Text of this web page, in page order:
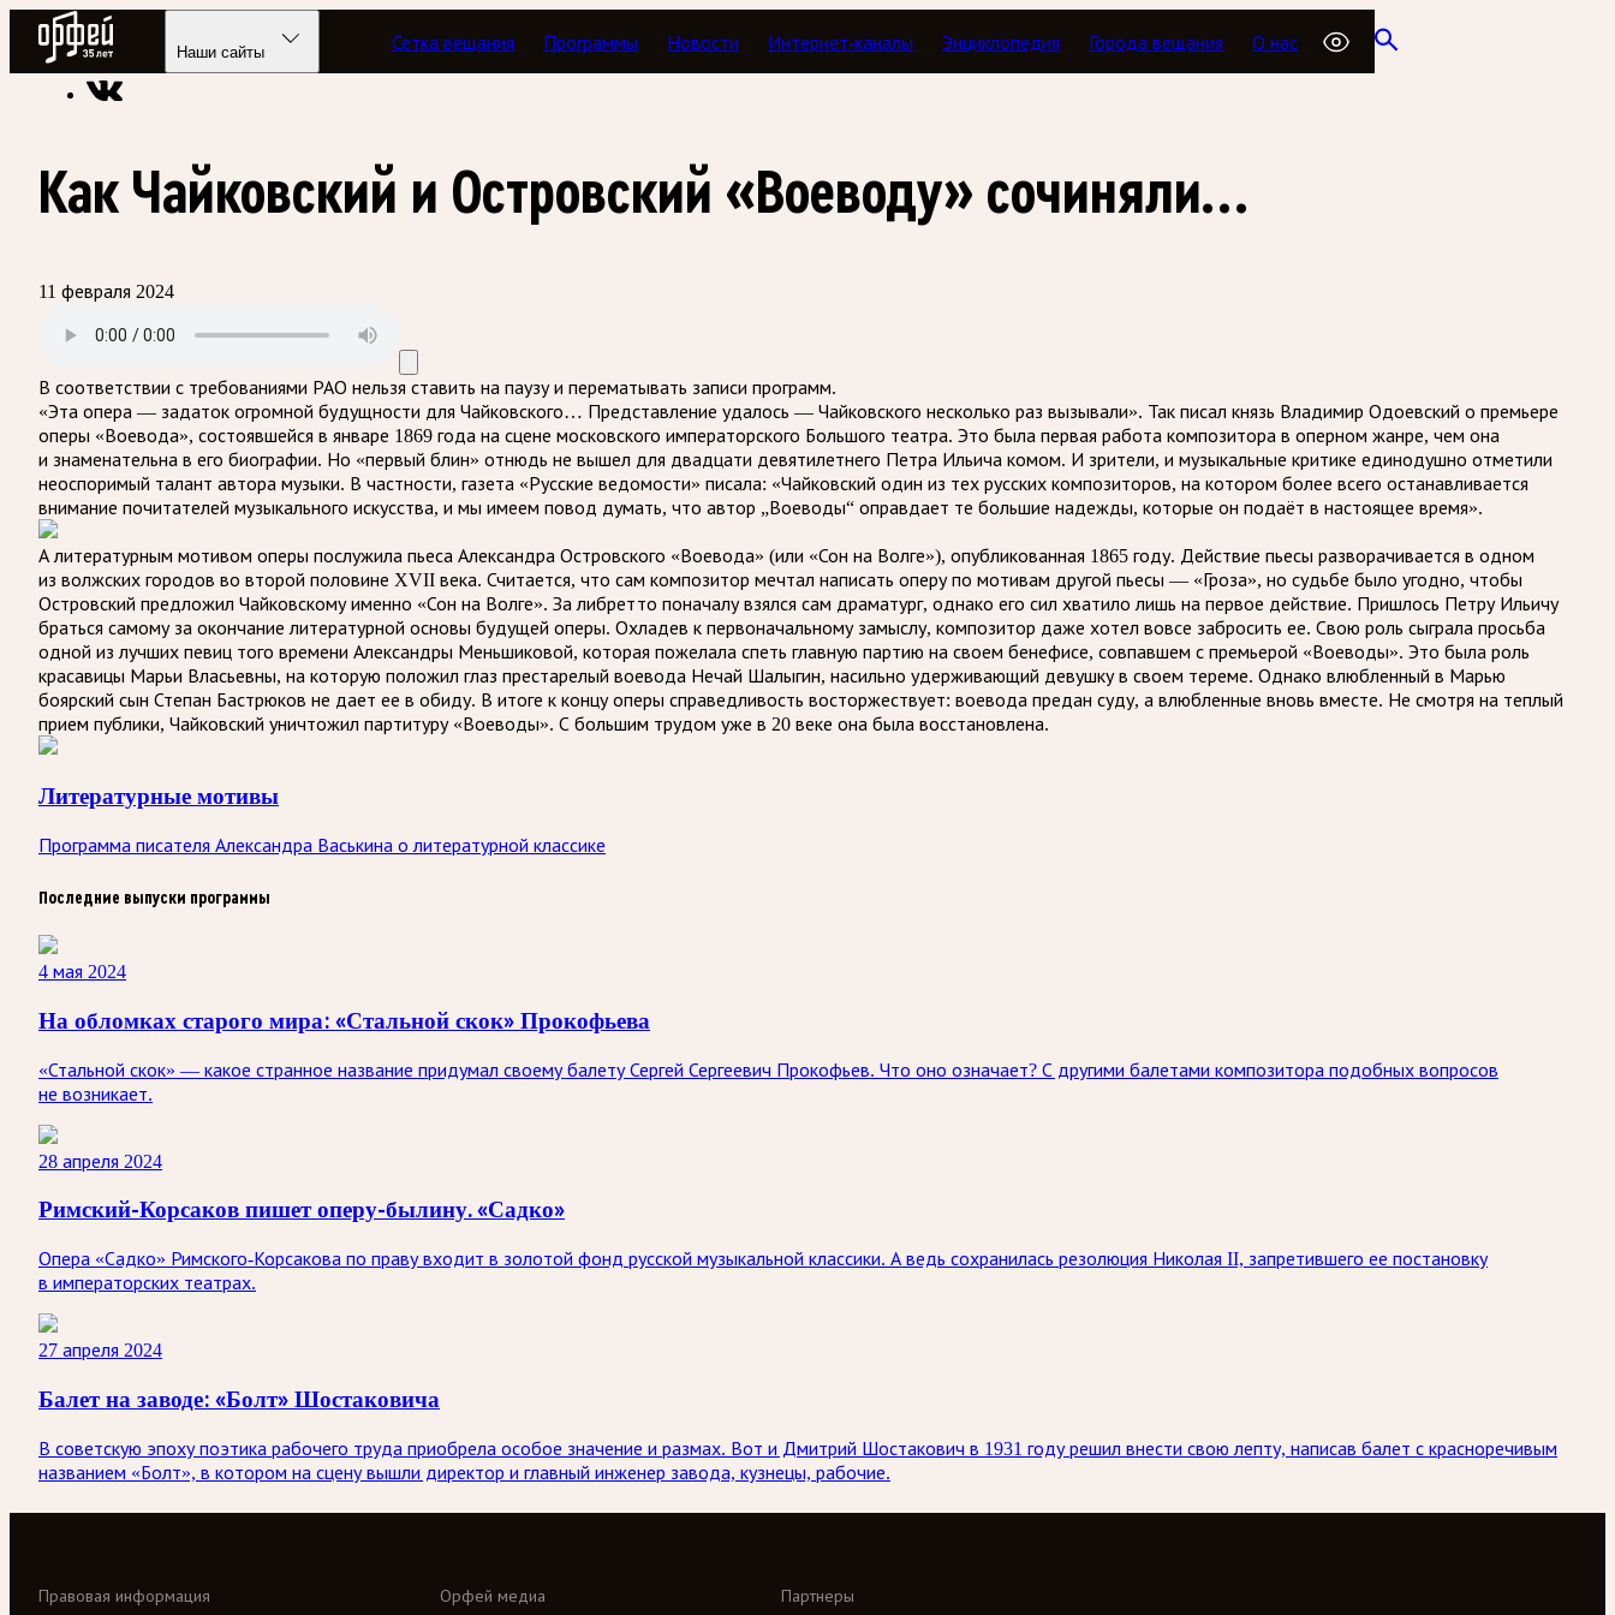
Радио Орфей
Наши сайты Сетка вещания Программы Новости Интернет-каналы Энциклопедия Города вещания О нас
Радио классической музыки «Орфей» Подкасты Литературные мотивы
Как Чайковский и Островский «Воеводу» сочиняли…
11 февраля 2024
В соответствии с требованиями РАО нельзя ставить на паузу и перематывать записи программ.
«Эта опера — задаток огромной будущности для Чайковского… Представление удалось — Чайковского несколько раз вызывали». Так писал князь Владимир Одоевский о премьере
оперы «Воевода», состоявшейся в январе 1869 года на сцене московского императорского Большого театра. Это была первая работа композитора в оперном жанре, чем она
и знаменательна в его биографии. Но «первый блин» отнюдь не вышел для двадцати девятилетнего Петра Ильича комом. И зрители, и музыкальные критике единодушно отметили
неоспоримый талант автора музыки. В частности, газета «Русские ведомости» писала: «Чайковский один из тех русских композиторов, на котором более всего останавливается
внимание почитателей музыкального искусства, и мы имеем повод думать, что автор „Воеводы“ оправдает те большие надежды, которые он подаёт в настоящее время».
А литературным мотивом оперы послужила пьеса Александра Островского «Воевода» (или «Сон на Волге»), опубликованная 1865 году. Действие пьесы разворачивается в одном
из волжских городов во второй половине XVII века. Считается, что сам композитор мечтал написать оперу по мотивам другой пьесы — «Гроза», но судьбе было угодно, чтобы
Островский предложил Чайковскому именно «Сон на Волге». За либретто поначалу взялся сам драматург, однако его сил хватило лишь на первое действие. Пришлось Петру Ильичу
браться самому за окончание литературной основы будущей оперы. Охладев к первоначальному замыслу, композитор даже хотел вовсе забросить ее. Свою роль сыграла просьба
одной из лучших певиц того времени Александры Меньшиковой, которая пожелала спеть главную партию на своем бенефисе, совпавшем с премьерой «Воеводы». Это была роль
красавицы Марьи Власьевны, на которую положил глаз престарелый воевода Нечай Шалыгин, насильно удерживающий девушку в своем тереме. Однако влюбленный в Марью
боярский сын Степан Бастрюков не дает ее в обиду. В итоге к концу оперы справедливость восторжествует: воевода предан суду, а влюбленные вновь вместе. Не смотря на теплый
прием публики, Чайковский уничтожил партитуру «Воеводы». С большим трудом уже в 20 веке она была восстановлена.
Литературные мотивы
Программа писателя Александра Васькина о литературной классике
Последние выпуски программы
4 мая 2024
На обломках старого мира: «Стальной скок» Прокофьева
«Стальной скок» — какое странное название придумал своему балету Сергей Сергеевич Прокофьев. Что оно означает? С другими балетами композитора подобных вопросов
не возникает.
28 апреля 2024
Римский-Корсаков пишет оперу-былину. «Садко»
Опера «Садко» Римского-Корсакова по праву входит в золотой фонд русской музыкальной классики. А ведь сохранилась резолюция Николая II, запретившего ее постановку
в императорских театрах.
27 апреля 2024
Балет на заводе: «Болт» Шостаковича
В советскую эпоху поэтика рабочего труда приобрела особое значение и размах. Вот и Дмитрий Шостакович в 1931 году решил внести свою лепту, написав балет с красноречивым
названием «Болт», в котором на сцену вышли директор и главный инженер завода, кузнецы, рабочие.
Орфей медиа Партнеры
Правовая информация